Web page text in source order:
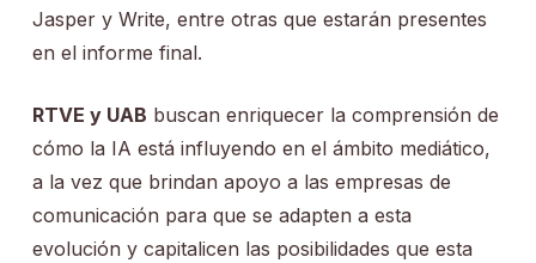
Jasper y Write, entre otras que estarán presentes
en el informe final.
RTVE y UAB buscan enriquecer la comprensión de
cómo la IA está influyendo en el ámbito mediático,
a la vez que brindan apoyo a las empresas de
comunicación para que se adapten a esta
evolución y capitalicen las posibilidades que esta